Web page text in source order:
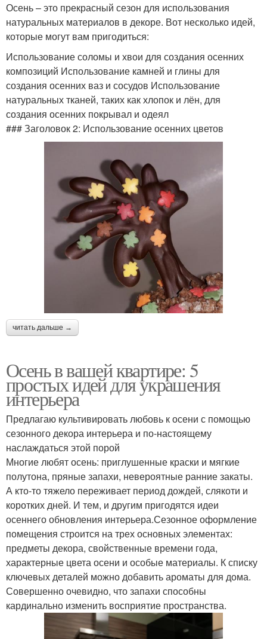
Осень – это прекрасный сезон для использования
натуральных материалов в декоре. Вот несколько идей,
которые могут вам пригодиться:
Использование соломы и хвои для создания осенних
композиций Использование камней и глины для
создания осенних ваз и сосудов Использование
натуральных тканей, таких как хлопок и лён, для
создания осенних покрывал и одеял
### Заголовок 2: Использование осенних цветов
читать дальше →
Осень в вашей квартире: 5
простых идей для украшения
интерьера
Предлагаю культивировать любовь к осени с помощью
сезонного декора интерьера и по-настоящему
наслаждаться этой порой
Многие любят осень: приглушенные краски и мягкие
полутона, пряные запахи, невероятные ранние закаты.
А кто-то тяжело переживает период дождей, слякоти и
коротких дней. И тем, и другим пригодятся идеи
осеннего обновления интерьера.Сезонное оформление
помещения строится на трех основных элементах:
предметы декора, свойственные времени года,
характерные цвета осени и особые материалы. К списку
ключевых деталей можно добавить ароматы для дома.
Совершенно очевидно, что запахи способны
кардинально изменить восприятие пространства.